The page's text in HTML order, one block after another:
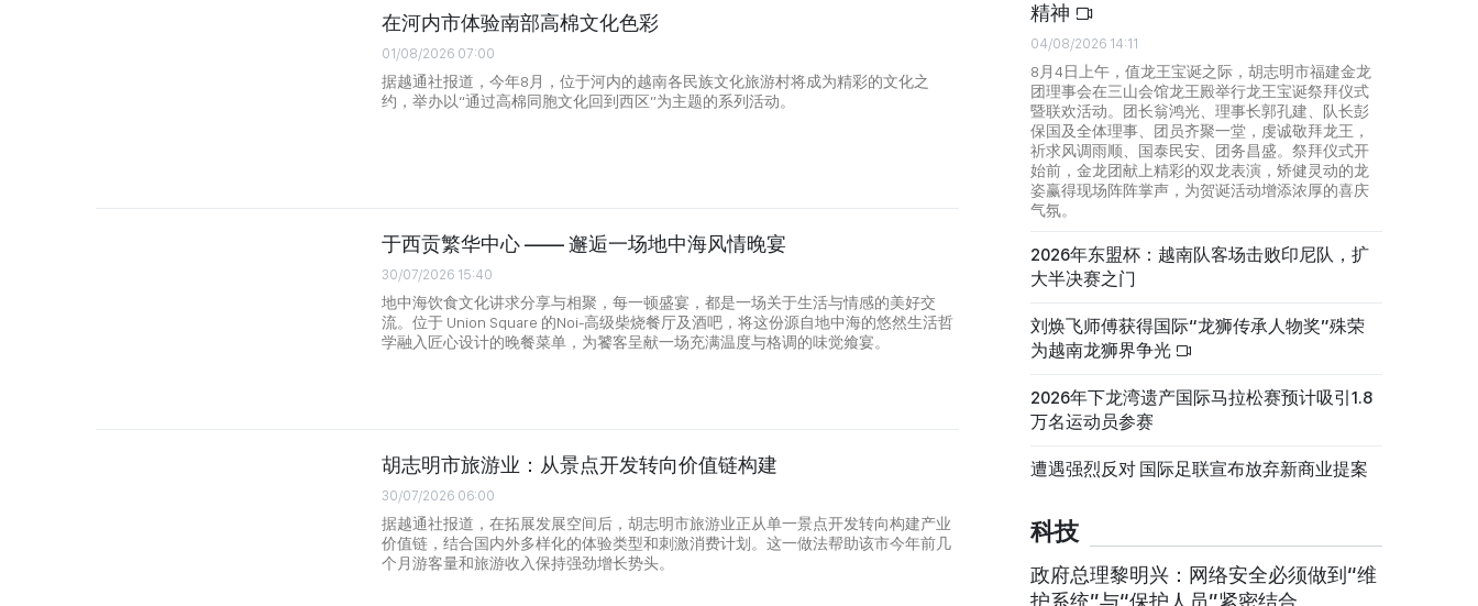
在河内市体验南部高棉文化色彩
01/08/2026 07:00
据越通社报道，今年8月，位于河内的越南各民族文化旅游村将成为精彩的文化之
约，举办以“通过高棉同胞文化回到西区”为主题的系列活动。
于西贡繁华中心 —— 邂逅一场地中海风情晚宴
30/07/2026 15:40
地中海饮食文化讲求分享与相聚，每一顿盛宴，都是一场关于生活与情感的美好交
流。位于 Union Square 的Noi-高级柴烧餐厅及酒吧，将这份源自地中海的悠然生活哲
学融入匠心设计的晚餐菜单，为饕客呈献一场充满温度与格调的味觉飨宴。
胡志明市旅游业：从景点开发转向价值链构建
30/07/2026 06:00
据越通社报道，在拓展发展空间后，胡志明市旅游业正从单一景点开发转向构建产业
价值链，结合国内外多样化的体验类型和刺激消费计划。这一做法帮助该市今年前几
个月游客量和旅游收入保持强劲增长势头。
精神
04/08/2026 14:11
8月4日上午，值龙王宝诞之际，胡志明市福建金龙
团理事会在三山会馆龙王殿举行龙王宝诞祭拜仪式
暨联欢活动。团长翁鸿光、理事长郭孔建、队长彭
保国及全体理事、团员齐聚一堂，虔诚敬拜龙王，
祈求风调雨顺、国泰民安、团务昌盛。祭拜仪式开
始前，金龙团献上精彩的双龙表演，矫健灵动的龙
姿赢得现场阵阵掌声，为贺诞活动增添浓厚的喜庆
气氛。
2026年东盟杯：越南队客场击败印尼队，扩
大半决赛之门
刘焕飞师傅获得国际“龙狮传承人物奖”殊荣
为越南龙狮界争光
2026年下龙湾遗产国际马拉松赛预计吸引1.8
万名运动员参赛
遭遇强烈反对 国际足联宣布放弃新商业提案
科技
政府总理黎明兴：网络安全必须做到“维
护系统”与“保护人员”紧密结合